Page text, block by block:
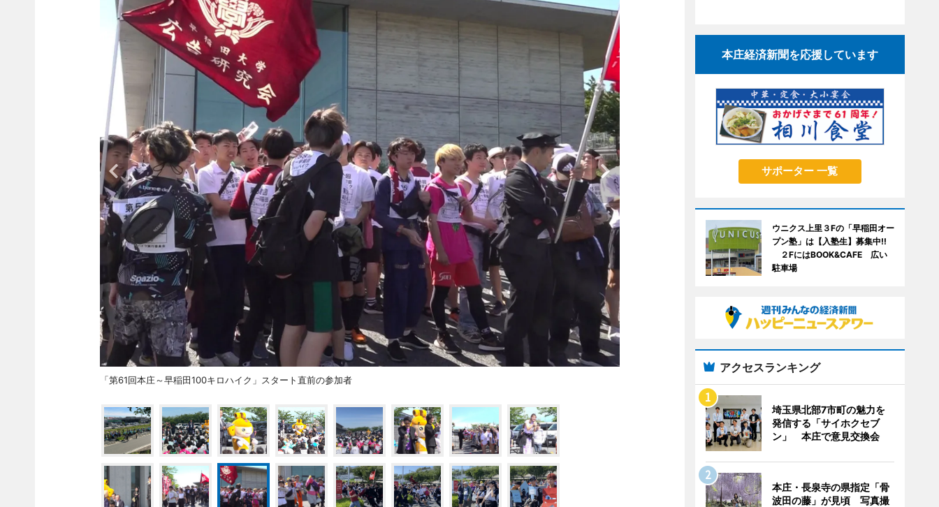
「第61回本庄～早稲田100キロハイク」スタート直前の参加者
本庄経済新聞を応援しています
サポーター 一覧
ウニクス上里３Fの「早稲田オー
プン塾」は【入塾生】募集中!!
２FにはBOOK&CAFE 広い
駐車場
アクセスランキング
埼玉県北部7市町の魅力を
発信する「サイホクセブ
ン」 本庄で意見交換会
本庄・長泉寺の県指定「骨
波田の藤」が見頃 写真撮